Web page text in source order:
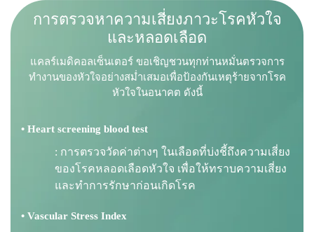
การตรวจหาความเสี่ยงภาวะโรคหัวใจ
และหลอดเลือด
แคลร์เมดิคอลเซ็นเตอร์ ขอเชิญชวนทุกท่านหมั่นตรวจการ
ทำงานของหัวใจอย่างสม่ำเสมอเพื่อป้องกันเหตุร้ายจากโรค
หัวใจในอนาคต ดังนี้
• Heart screening blood test
: การตรวจวัดค่าต่างๆ ในเลือดที่บ่งชี้ถึงความเสี่ยง
ของโรคหลอดเลือดหัวใจ เพื่อให้ทราบความเสี่ยง
และทำการรักษาก่อนเกิดโรค
• Vascular Stress Index